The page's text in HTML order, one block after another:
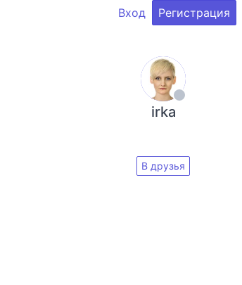
Вход Регистрация
irka
В друзья